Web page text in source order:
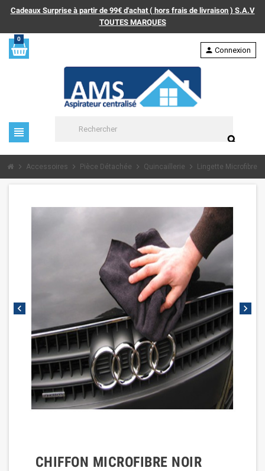
Cadeaux Surprise à partir de 99€ d'achat ( hors frais de livraison ) S.A.V
TOUTES MARQUES
0
view_headline
search
person Connexion
chevron_right Accessoires chevron_right Pièce Détachée chevron_right Quincaillerie chevron_right Lingette Microfibre
chevron_left chevron_right
CHIFFON MICROFIBRE NOIR